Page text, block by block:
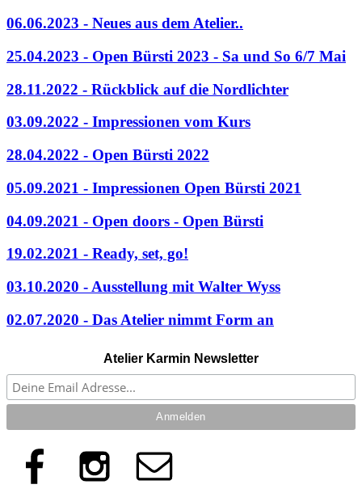
06.06.2023 - Neues aus dem Atelier..
25.04.2023 - Open Bürsti 2023 - Sa und So 6/7 Mai
28.11.2022 - Rückblick auf die Nordlichter
03.09.2022 - Impressionen vom Kurs
28.04.2022 - Open Bürsti 2022
05.09.2021 - Impressionen Open Bürsti 2021
04.09.2021 - Open doors - Open Bürsti
19.02.2021 - Ready, set, go!
03.10.2020 - Ausstellung mit Walter Wyss
02.07.2020 - Das Atelier nimmt Form an
Atelier Karmin Newsletter